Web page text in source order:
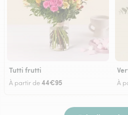
Tutti frutti
À partir de44€95 À